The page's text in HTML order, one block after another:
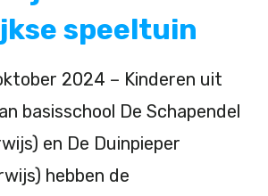
speeltuin
2024 – Kinderen uit
basisschool De Schapendel
en De Duinpieper
hebben de